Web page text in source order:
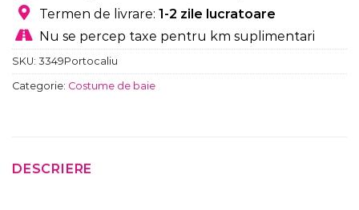
Termen de livrare: 1-2 zile lucratoare
Nu se percep taxe pentru km suplimentari
SKU: 3349Portocaliu
Categorie: Costume de baie
DESCRIERE